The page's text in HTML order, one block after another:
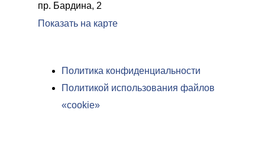
пр. Бардина, 2
Показать на карте
Политика конфиденциальности
Политикой использования файлов
«cookie»